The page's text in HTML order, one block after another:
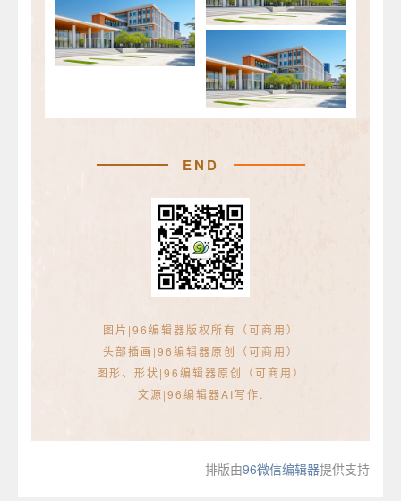
END
图片|96编辑器版权所有（可商用）
头部插画|96编辑器原创（可商用）
图形、形状|96编辑器原创（可商用）
文源|96编辑器AI写作.
排版由96微信编辑器提供支持